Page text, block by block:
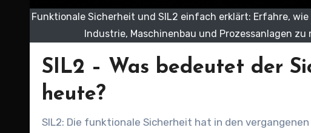
Funktionale Sicherheit und SIL2 einfach erklärt: Erfahre,
Industrie, Maschinenbau und Prozessanlagen
SIL2 – Was bedeutet der
heute?
SIL2: Die funktionale Sicherheit hat in den